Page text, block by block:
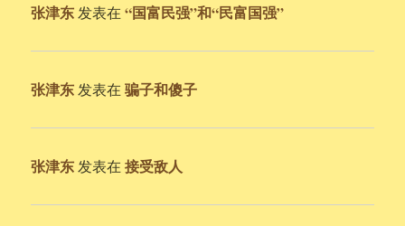
张津东 发表在“国富民强”和“民富国强”
张津东 发表在骗子和傻子
张津东 发表在接受敌人